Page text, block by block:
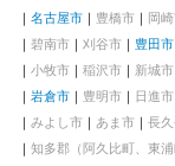
名古屋市 豊橋市 岡
碧南市
刈谷市 豊田市
小牧市
稲沢市 新城市
岩倉市
豊明市 日進市
みよし市
あま市
長
知多郡（阿久比町、東